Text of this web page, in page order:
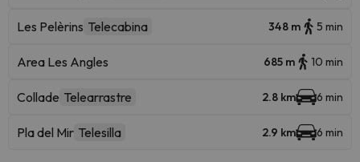
Les Pelèrins Telecabina 348 m 5 min
Area Les Angles 685 m 10 min
Collade Telearrastre 2.8 km 6 min
Pla del Mir Telesilla 2.9 km 6 min